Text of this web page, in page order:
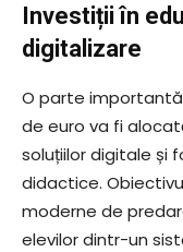
Investiții în
digitalizare
O parte
de euro va fi
soluțiilor digitale și
didactice.
moderne de
elevilor dintr-un